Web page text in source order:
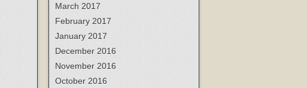
March 2017
February 2017
January 2017
December 2016
November 2016
October 2016